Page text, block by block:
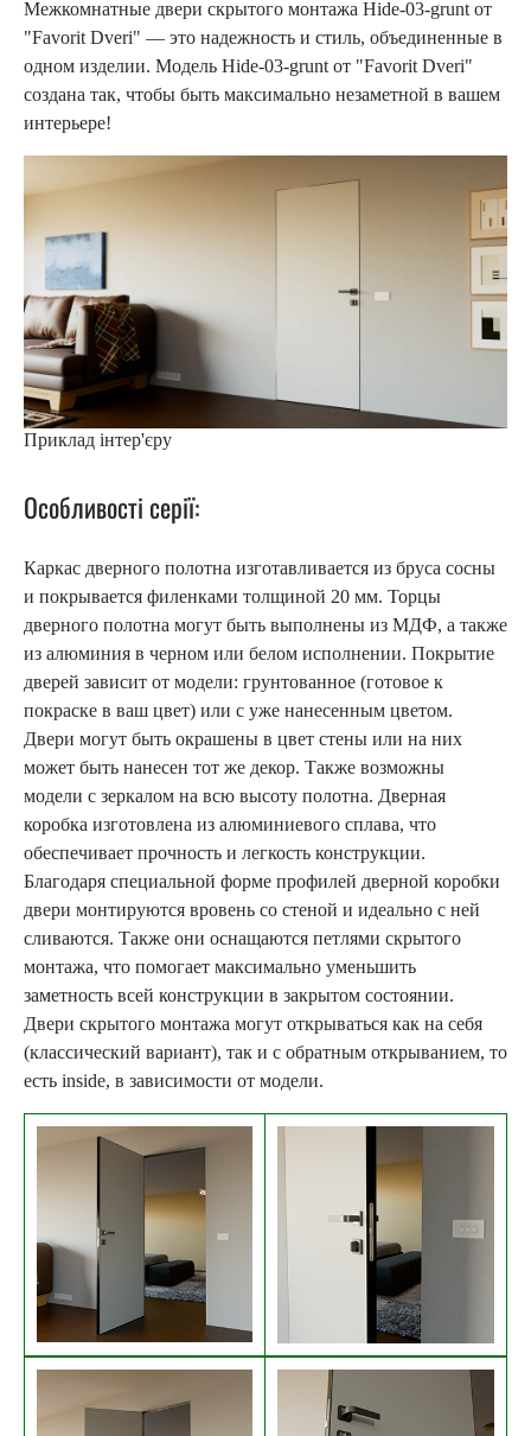
Межкомнатные двери скрытого монтажа Hide-03-grunt от
"Favorit Dveri" — это надежность и стиль, объединенные в
одном изделии. Модель Hide-03-grunt от "Favorit Dveri"
создана так, чтобы быть максимально незаметной в вашем
интерьере!
Приклад інтер'єру
Особливості серії:
Каркас дверного полотна изготавливается из бруса сосны
и покрывается филенками толщиной 20 мм. Торцы
дверного полотна могут быть выполнены из МДФ, а также
из алюминия в черном или белом исполнении. Покрытие
дверей зависит от модели: грунтованное (готовое к
покраске в ваш цвет) или с уже нанесенным цветом.
Двери могут быть окрашены в цвет стены или на них
может быть нанесен тот же декор. Также возможны
модели с зеркалом на всю высоту полотна. Дверная
коробка изготовлена из алюминиевого сплава, что
обеспечивает прочность и легкость конструкции.
Благодаря специальной форме профилей дверной коробки
двери монтируются вровень со стеной и идеально с ней
сливаются. Также они оснащаются петлями скрытого
монтажа, что помогает максимально уменьшить
заметность всей конструкции в закрытом состоянии.
Двери скрытого монтажа могут открываться как на себя
(классический вариант), так и с обратным открыванием, то
есть inside, в зависимости от модели.